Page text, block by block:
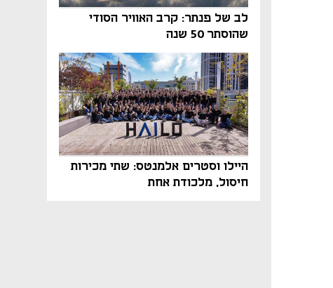
לב של פנתר: קרב האוויר הסודי
שהוסתר 50 שנה
היילו וסטרים אלמנטס: שתי מכירות
חיסול, מלכודת אחת